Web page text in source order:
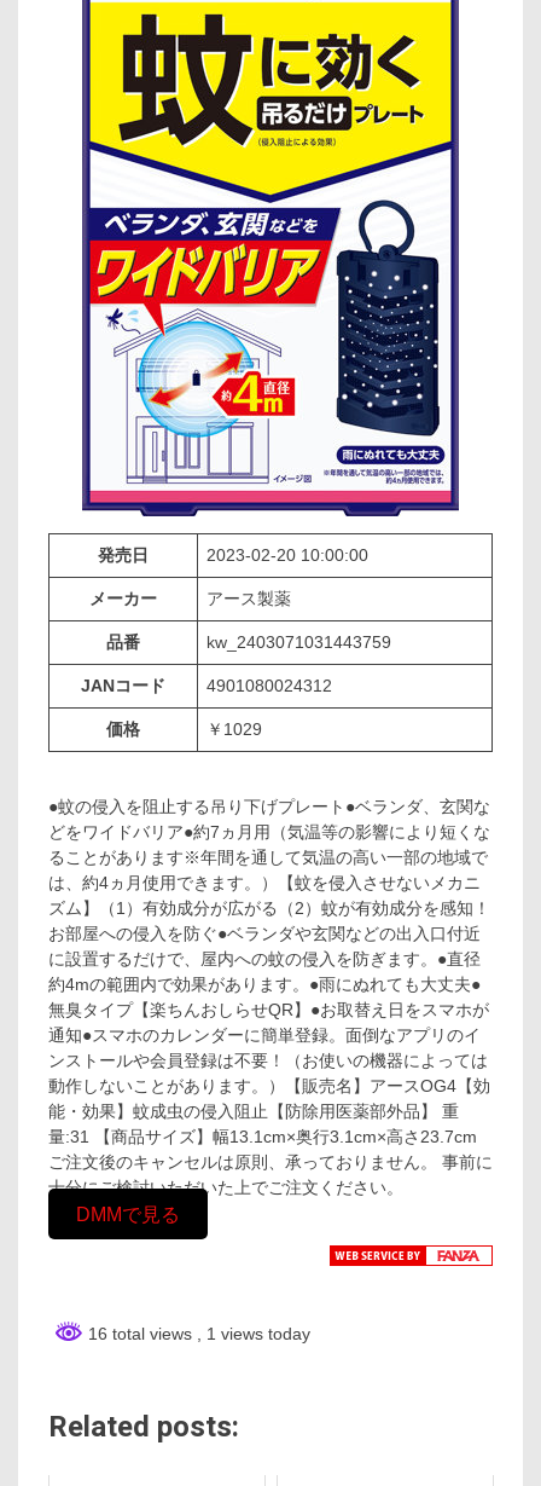
発売日 2023-02-20 10:00:00
メーカー アース製薬
品番 kw_2403071031443759
JANコード 4901080024312
価格 ￥1029
●蚊の侵入を阻止する吊り下げプレート●ベランダ、玄関な
どをワイドバリア●約7ヵ月用（気温等の影響により短くな
ることがあります※年間を通して気温の高い一部の地域で
は、約4ヵ月使用できます。）【蚊を侵入させないメカニ
ズム】（1）有効成分が広がる（2）蚊が有効成分を感知！
お部屋への侵入を防ぐ●ベランダや玄関などの出入口付近
に設置するだけで、屋内への蚊の侵入を防ぎます。●直径
約4mの範囲内で効果があります。●雨にぬれても大丈夫●
無臭タイプ【楽ちんおしらせQR】●お取替え日をスマホが
通知●スマホのカレンダーに簡単登録。面倒なアプリのイ
ンストールや会員登録は不要！（お使いの機器によっては
動作しないことがあります。）【販売名】アースOG4【効
能・効果】蚊成虫の侵入阻止【防除用医薬部外品】 重
量:31 【商品サイズ】幅13.1cm×奥行3.1cm×高さ23.7cm
ご注文後のキャンセルは原則、承っておりません。 事前に
十分にご検討いただいた上でご注文ください。
DMMで見る
16 total views , 1 views today
Related posts: